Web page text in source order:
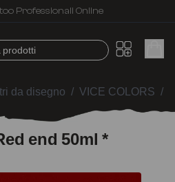
Professionali Online
prodotti
da disegno / VICE COLORS /
end 50ml *